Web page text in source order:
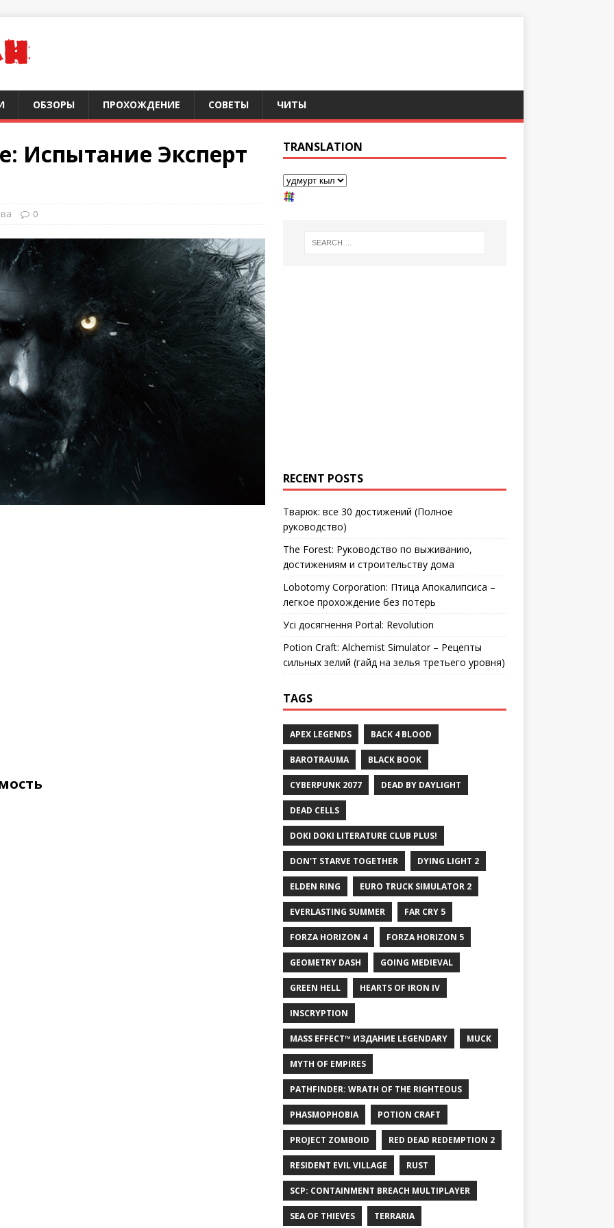
ОБЗОРЫ ПРОХОЖДЕНИЕ СОВЕТЫ ЧИТЫ
Испытание Эксперт
0
TRANSLATION
RECENT POSTS
Тварюк: все 30 достижений (Полное
руководство)
The Forest: Руководство по выживанию,
достижениям и строительству дома
Lobotomy Corporation: Птица Апокалипсиса –
легкое прохождение без потерь
Усі досягнення Portal: Revolution
Potion Craft: Alchemist Simulator – Рецепты
сильных зелий (гайд на зелья третьего уровня)
TAGS
APEX LEGENDS BACK 4 BLOOD
BAROTRAUMA BLACK BOOK
CYBERPUNK 2077 DEAD BY DAYLIGHT
DEAD CELLS
DOKI DOKI LITERATURE CLUB PLUS!
DON'T STARVE TOGETHER DYING LIGHT 2
ELDEN RING EURO TRUCK SIMULATOR 2
EVERLASTING SUMMER FAR CRY 5
FORZA HORIZON 4 FORZA HORIZON 5
GEOMETRY DASH GOING MEDIEVAL
GREEN HELL HEARTS OF IRON IV
INSCRYPTION
MASS EFFECT™ ИЗДАНИЕ LEGENDARY MUCK
MYTH OF EMPIRES
PATHFINDER: WRATH OF THE RIGHTEOUS
PHASMOPHOBIA POTION CRAFT
PROJECT ZOMBOID RED DEAD REDEMPTION 2
RESIDENT EVIL VILLAGE RUST
SCP: CONTAINMENT BREACH MULTIPLAYER
SEA OF THIEVES TERRARIA